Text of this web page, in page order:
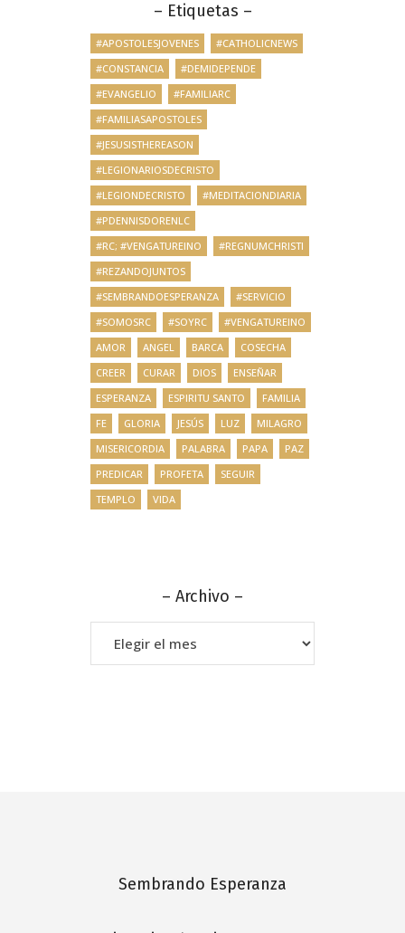
– Etiquetas –
#APOSTOLESJOVENES
#CATHOLICNEWS
#CONSTANCIA
#DEMIDEPENDE
#EVANGELIO
#FAMILIARC
#FAMILIASAPOSTOLES
#JESUSISTHEREASON
#LEGIONARIOSDECRISTO
#LEGIONDECRISTO
#MEDITACIONDIARIA
#PDENNISDORENLC
#RC; #VENGATUREINO
#REGNUMCHRISTI
#REZANDOJUNTOS
#SEMBRANDOESPERANZA
#SERVICIO
#SOMOSRC
#SOYRC
#VENGATUREINO
AMOR
ANGEL BARCA
COSECHA
CREER
CURAR DIOS
ENSEÑAR
ESPERANZA
ESPIRITU SANTO
FAMILIA
FE
GLORIA JESÚS LUZ
MILAGRO
MISERICORDIA
PALABRA PAPA
PAZ
PREDICAR
PROFETA
SEGUIR
TEMPLO
VIDA
– Archivo –
–
Archivo
–
Sembrando Esperanza